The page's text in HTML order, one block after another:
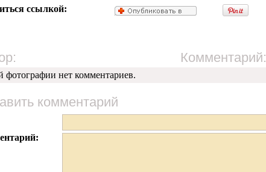
ссылкой:
Комментарий:
фотографии нет комментариев.
комментарий